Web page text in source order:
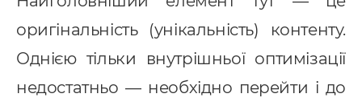
оригінальність (унікальність) контенту.
Однією тільки внутрішньої оптимізації
недостатньо — необхідно перейти і до